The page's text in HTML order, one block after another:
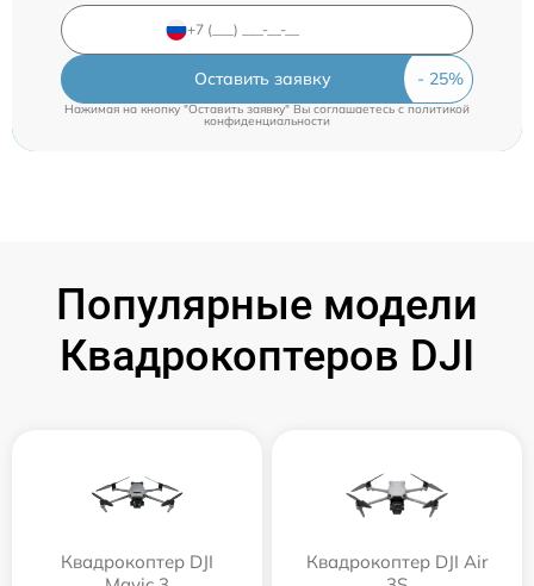
Оставить заявку
Нажимая на кнопку "Оставить заявку" Вы соглашаетесь cполитикой
конфиденциальности
Популярные модели
Квадрокоптеров DJI
Квадрокоптер DJI
Квадрокоптер DJI Air